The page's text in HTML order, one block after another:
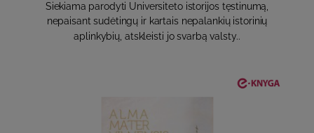
Siekiama parodyti Universiteto istorijos tęstinumą,
nepaisant sudėtingų ir kartais nepalankių istorinių
aplinkybių, atskleisti jo svarbą valsty..